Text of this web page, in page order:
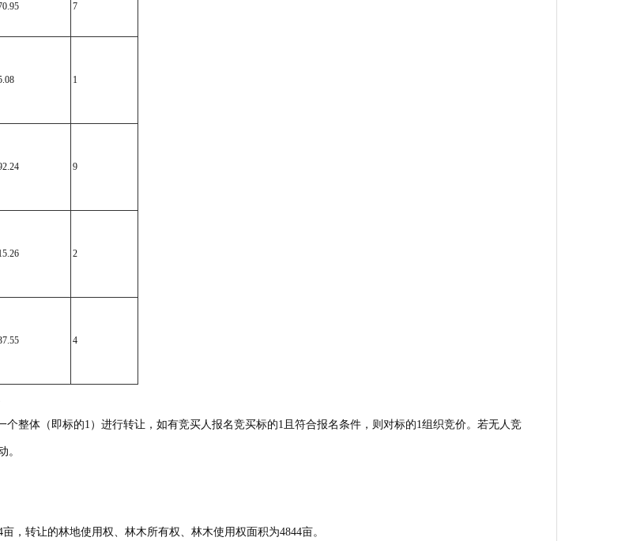
7
1
9
2
4
整体（即标的1）进行转让，如有竞买人报名竞买标的1且符合报名条件，则对标的1组织竞价。若无人竞
。
，转让的林地使用权、林木所有权、林木使用权面积为4844亩。